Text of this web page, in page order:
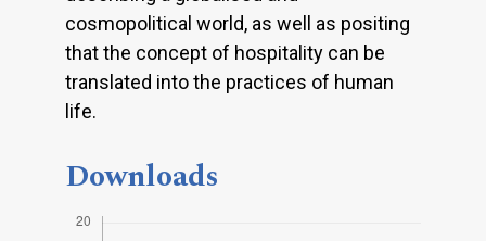
cosmopolitical world, as well as positing
that the concept of hospitality can be
translated into the practices of human
life.
Downloads